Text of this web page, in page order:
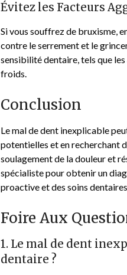
Évitez les Facteurs
Si vous souffrez de bruxisme,
contre le serrement et le
sensibilité dentaire, tels que
froids.
Conclusion
Le mal de dent inexplicable
potentielles et en recherchant
soulagement de la douleur et
spécialiste pour obtenir un
proactive et des soins
Foire Aux
1. Le mal de dent
dentaire ?